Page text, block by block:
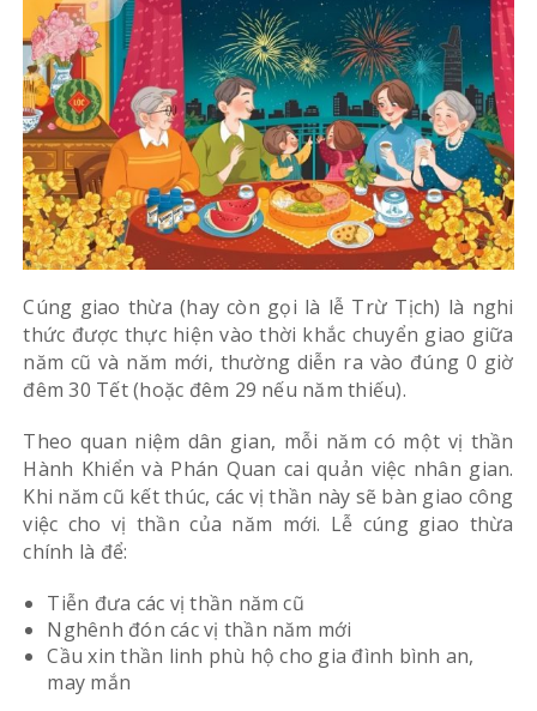
Cúng giao thừa (hay còn gọi là lễ Trừ Tịch) là nghi
thức được thực hiện vào thời khắc chuyển giao giữa
năm cũ và năm mới, thường diễn ra vào đúng 0 giờ
đêm 30 Tết (hoặc đêm 29 nếu năm thiếu).
Theo quan niệm dân gian, mỗi năm có một vị thần
Hành Khiển và Phán Quan cai quản việc nhân gian.
Khi năm cũ kết thúc, các vị thần này sẽ bàn giao công
việc cho vị thần của năm mới. Lễ cúng giao thừa
chính là để:
Tiễn đưa các vị thần năm cũ
Nghênh đón các vị thần năm mới
Cầu xin thần linh phù hộ cho gia đình bình an,
may mắn